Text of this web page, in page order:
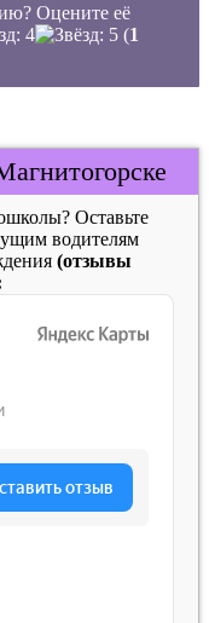
Оцените её
(1
Оставьте
водителям
(отзывы